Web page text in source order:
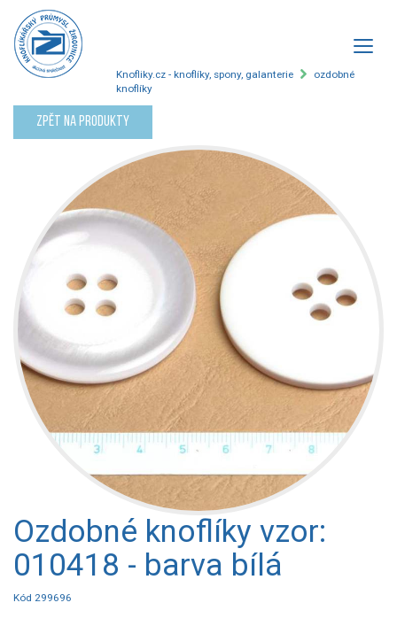
Knofliky.cz - knoflíky, spony, galanterie
ozdobné
knoflíky
Zpět na produkty
Ozdobné knoflíky vzor:
010418 - barva bílá
Kód 299696